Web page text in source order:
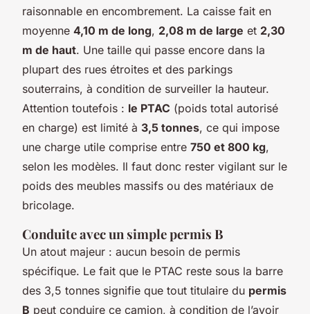
raisonnable en encombrement. La caisse fait en
moyenne 4,10 m de long, 2,08 m de large et 2,30
m de haut. Une taille qui passe encore dans la
plupart des rues étroites et des parkings
souterrains, à condition de surveiller la hauteur.
Attention toutefois : le PTAC (poids total autorisé
en charge) est limité à 3,5 tonnes, ce qui impose
une charge utile comprise entre 750 et 800 kg,
selon les modèles. Il faut donc rester vigilant sur le
poids des meubles massifs ou des matériaux de
bricolage.
Conduite avec un simple permis B
Un atout majeur : aucun besoin de permis
spécifique. Le fait que le PTAC reste sous la barre
des 3,5 tonnes signifie que tout titulaire du permis
B peut conduire ce camion, à condition de l’avoir